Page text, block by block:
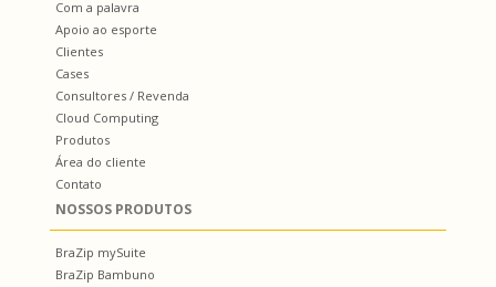
Com a palavra
Apoio ao esporte
Clientes
Cases
Consultores / Revenda
Cloud Computing
Produtos
Área do cliente
Contato
NOSSOS PRODUTOS
BraZip mySuite
BraZip Bambuno